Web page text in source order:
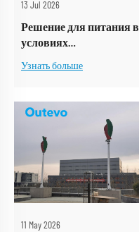
13 Jul 2026
Решение для питания в
условиях
обеспечение
надёжного
электроснабжения при
добыче золота в Африке
Узнать больше
11 May 2026